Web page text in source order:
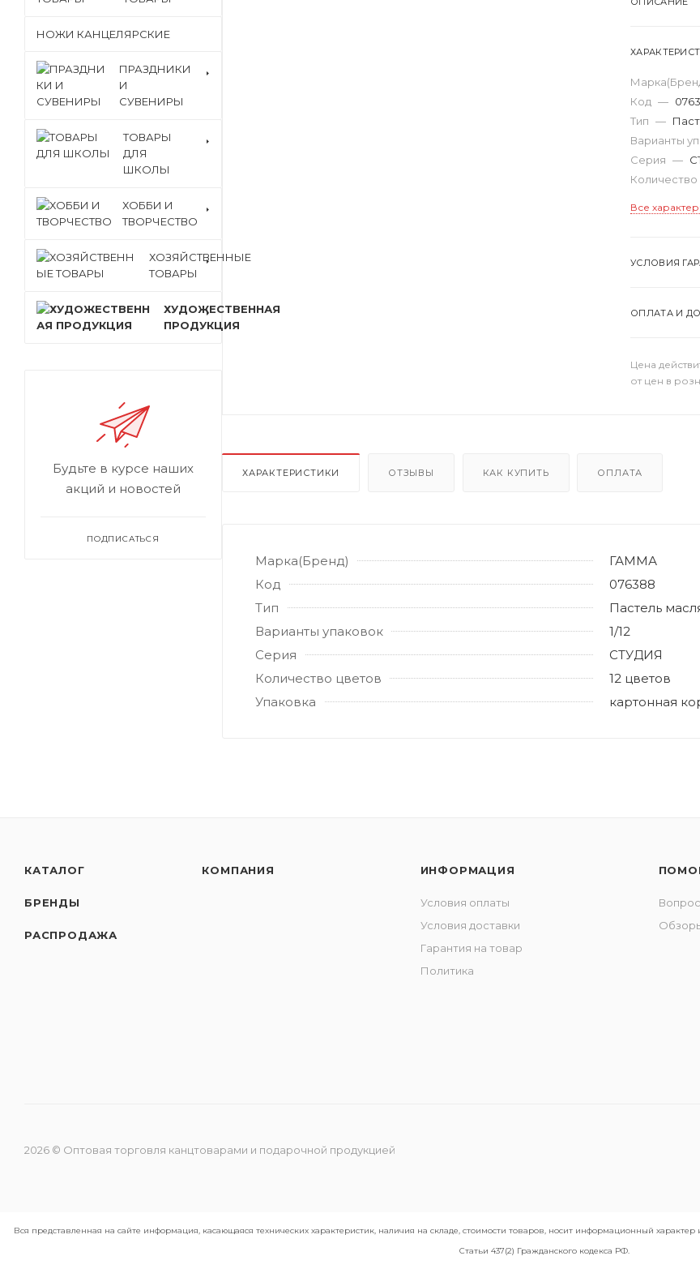
Код —
Тип —
Варианты
Серия —
Количество
Все
УСЛОВИЯ
ОПЛАТА И
Цена
от цен в
ХАРАКТЕРИСТИКИ ОТЗЫВЫ КАК КУПИТЬ ОПЛАТА
Марка(Бренд)
ГАММА
Код
076388
Тип
Пастель
Варианты упаковок
1/12
Серия
СТУДИЯ
Количество цветов
12 цветов
Упаковка
картонная
НОЖИ КАНЦЕЛЯРСКИЕ
ПРАЗДНИКИ
И
СУВЕНИРЫ
ТОВАРЫ
ДЛЯ
ШКОЛЫ
ХОББИ И
ТВОРЧЕСТВО
ХОЗЯЙСТВЕННЫЕ
ТОВАРЫ
ХУДОЖЕСТВЕННАЯ
ПРОДУКЦИЯ
Будьте в курсе наших
акций и новостей
ПОДПИСАТЬСЯ
КАТАЛОГ
БРЕНДЫ
РАСПРОДАЖА
КОМПАНИЯ ИНФОРМАЦИЯ
Условия оплаты
Условия доставки
Гарантия на товар
Политика
2026 © Оптовая торговля канцтоварами и подарочной продукцией
Вся представленная на сайте информация, касающаяся технических характеристик, наличия на складе, стоимости товаров, носит информационный
Статьи 437(2) Гражданского кодекса РФ.